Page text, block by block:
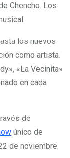
Chencho. Los
los nuevos
como artista.
«La Vecinita»
en cada
de
único de
de noviembre.